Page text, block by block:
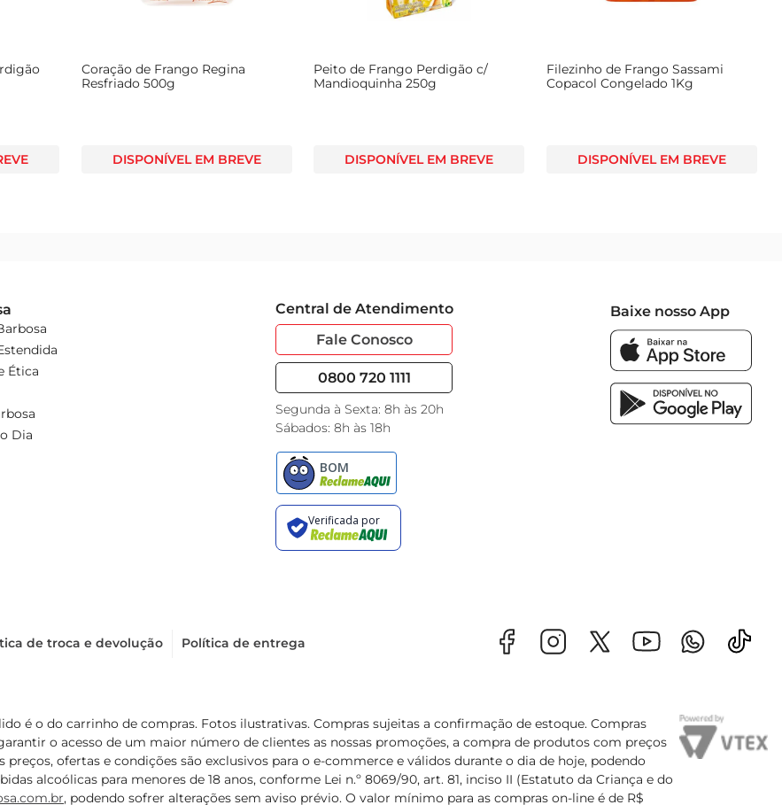
Coração de Frango Regina
Resfriado 500g
DISPONÍVEL EM BREVE
Peito de Frango Perdigão c/
Mandioquinha 250g
DISPONÍVEL EM BREVE
Filezinho de Frango Sassami
Copacol Congelado 1Kg
DISPONÍVEL EM BREVE
Ética
Dia
Central de Atendimento
Fale Conosco
0800 720 1111
Segunda à Sexta: 8h às 20h
Sábados: 8h às 18h
Baixe nosso App
de troca e devolução Política de entrega
é o do carrinho de compras. Fotos ilustrativas. Compras sujeitas a confirmação de estoque. Compras
o acesso de um maior número de clientes as nossas promoções, a compra de produtos com preços
ofertas e condições são exclusivos para o e-commerce e válidos durante o dia de hoje, podendo
alcoólicas para menores de 18 anos, conforme Lei n.º 8069/90, art. 81, inciso II (Estatuto da Criança e do
, podendo sofrer alterações sem aviso prévio. O valor mínimo para as compras on-line é de R$